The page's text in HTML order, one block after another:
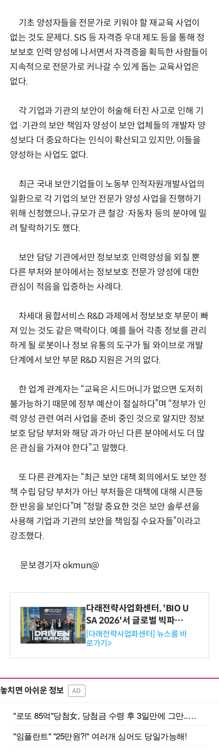
기초 양성자들을 전문가로 키워야 할 재교육 사업이
없는 것도 문제다. SIS 등 자격증 우대 제도 등을 통해 정
보보호 인력 양성에 나서면서 자격증을 획득한 사람들이
지속적으로 전문가로 커나갈 수 있게 돕는 교육사업은
없다.
각 기업과 기관의 보안이 허술해 터진 사고로 인해 기
업·기관의 보안 책임자 양성이 보안 업체들의 개발자 양
성보다 더 중요하다는 인식이 확산되고 있지만, 이들을
양성하는 사업도 없다.
최근 국내 보안기업들이 노동부 인적자원개발사업의
일환으로 각 기업의 보안 전문가 양성 사업을 진행하기
위해 신청했으나, 규모가 큰 철강·자동차 등의 분야에 밀
려 탈락하기도 했다.
보안 담당 기관에서만 정보보호 인력양성을 외칠 뿐
다른 부처와 분야에서는 정보보호 전문가 양성에 대한
관심이 적음을 입증하는 사례다.
차세대 융합서비스 R&D 과제에서 정보보호 부문이 빠
져 있는 것도 같은 맥락이다. 예를 들어 각종 정보를 관리
하게 될 로봇이나 정보 유통의 도구가 될 와이브로 개발
단계에서 보안 부문 R&D 지원은 거의 없다.
한 업계 관계자는 “교육은 시드머니가 없으면 도저히
불가능하기 때문에 정부 예산이 절실하다”며 “정부가 인
력 양성 관련 여러 사업을 준비 중인 것으로 알지만 정보
보호 담당 부처와 해당 과가 아닌 다른 분야에서도 더 많
은 관심을 가져야 한다”고 말했다.
또 다른 관계자는 “최근 보안 대책 회의에서도 보안 정
책 수립 담당 부처가 아닌 부처들은 대책에 대해 시큰둥
한 반응을 보인다”며 “정말 중요한 것은 보안 솔루션을
사용해 기업과 기관의 보안을 책임질 수요자들”이라고
강조했다.
문보경기자 okmun@
다래전략사업화센터, 'BIO U
SA 2026'서 글로벌 빅파마
와의 비즈니스 미팅 지원…K
-바이오 해외 진출 교두보 확
보
[다래전략사업화센터] 뉴스룸 바
로가기>
놓치면 아쉬운 정보 AD